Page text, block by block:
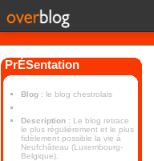
PrÉSentation
Blog : le blog chestrolais
Description : Le blog retrace
le plus régulièrement et le plus
fidèlement possible la vie à
Neufchâteau (Luxembourg-
Belgique).